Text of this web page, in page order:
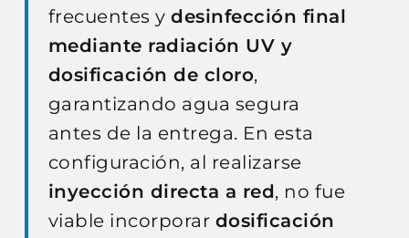
frecuentes ydesinfección final
mediante radiación UV y
dosificación de cloro,
garantizando agua segura
antes de la entrega. En esta
configuración, al realizarse
inyección directa a red, no fue
viable incorporar dosificación